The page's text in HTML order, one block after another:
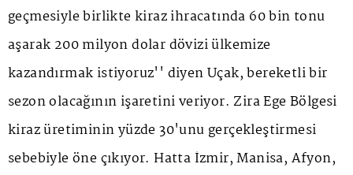
geçmesiyle birlikte kiraz ihracatında 60 bin tonu
aşarak 200 milyon dolar dövizi ülkemize
kazandırmak istiyoruz'' diyen Uçak, bereketli bir
sezon olacağının işaretini veriyor. Zira Ege Bölgesi
kiraz üretiminin yüzde 30'unu gerçekleştirmesi
sebebiyle öne çıkıyor. Hatta İzmir, Manisa, Afyon,